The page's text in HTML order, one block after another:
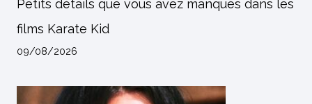
Petits détails que vous avez manqués dans les
films Karate Kid
09/08/2026